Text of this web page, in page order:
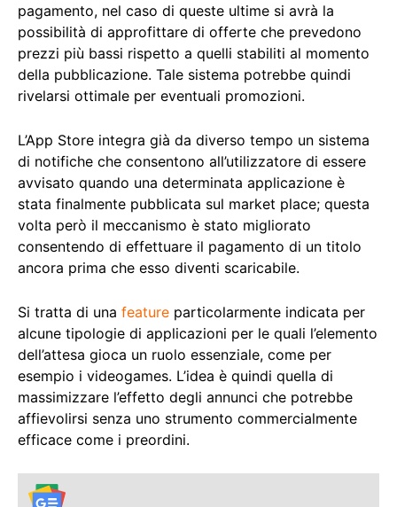
pagamento, nel caso di queste ultime si avrà la
possibilità di approfittare di offerte che prevedono
prezzi più bassi rispetto a quelli stabiliti al momento
della pubblicazione. Tale sistema potrebbe quindi
rivelarsi ottimale per eventuali promozioni.
L’App Store integra già da diverso tempo un sistema
di notifiche che consentono all’utilizzatore di essere
avvisato quando una determinata applicazione è
stata finalmente pubblicata sul market place; questa
volta però il meccanismo è stato migliorato
consentendo di effettuare il pagamento di un titolo
ancora prima che esso diventi scaricabile.
Si tratta di una feature particolarmente indicata per
alcune tipologie di applicazioni per le quali l’elemento
dell’attesa gioca un ruolo essenziale, come per
esempio i videogames. L’idea è quindi quella di
massimizzare l’effetto degli annunci che potrebbe
affievolirsi senza uno strumento commercialmente
efficace come i preordini.